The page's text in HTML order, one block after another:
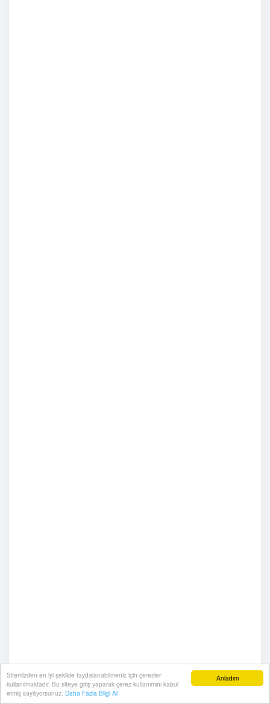
Anladım
Sitemizden en iyi şekilde faydalanabilmeniz için çerezler
kullanılmaktadır. Bu siteye giriş yaparak çerez kullanımını kabul
etmiş sayılıyorsunuz. Daha Fazla Bilgi Al